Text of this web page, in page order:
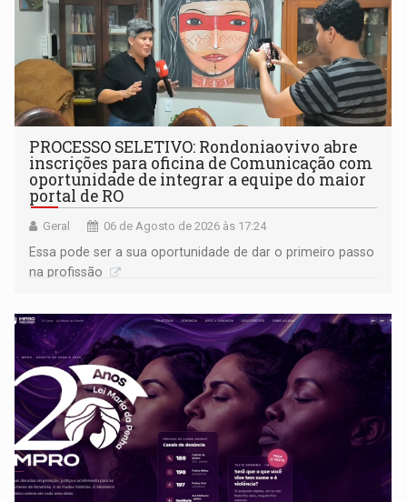
PROCESSO SELETIVO: Rondoniaovivo abre
inscrições para oficina de Comunicação com
oportunidade de integrar a equipe do maior
portal de RO
Geral 06 de Agosto de 2026 às 17:24
Essa pode ser a sua oportunidade de dar o primeiro passo
na profissão